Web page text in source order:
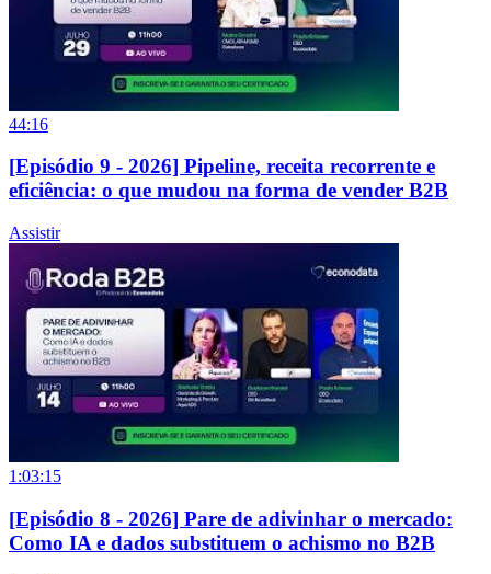
44:16
[Episódio 9 - 2026] Pipeline, receita recorrente e
eficiência: o que mudou na forma de vender B2B
Assistir
1:03:15
[Episódio 8 - 2026] Pare de adivinhar o mercado:
Como IA e dados substituem o achismo no B2B